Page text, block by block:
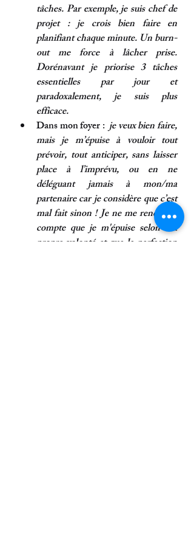
tâches. Par exemple, je suis chef de
projet : je crois bien faire en
planifiant chaque minute. Un burn-
out me force à lâcher prise.
Dorénavant je priorise 3 tâches
essentielles par jour et
paradoxalement, je suis plus
efficace.
Dans mon foyer : je veux bien faire,
mais je m’épuise à vouloir tout
prévoir, tout anticiper, sans laisser
place à l’imprévu, ou en ne
déléguant jamais à mon/ma
partenaire car je considère que c’est
mal fait sinon ! Je ne me rends pas
compte que je m'épuise selon ma
propre volonté et que la perfection